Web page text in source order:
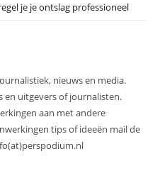
je je ontslag professioneel
nieuws en media.
en uitgevers of journalisten.
aan met andere
tips of ideeën mail de